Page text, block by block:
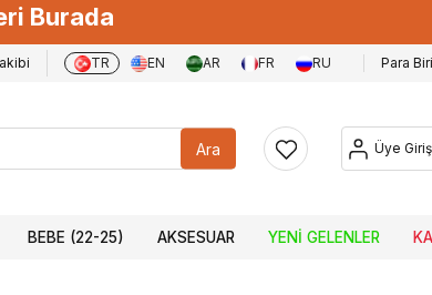
Burada
TR EN AR FR RU Para
Ara Üye
BEBE (22-25) AKSESUAR YENI GELENLER